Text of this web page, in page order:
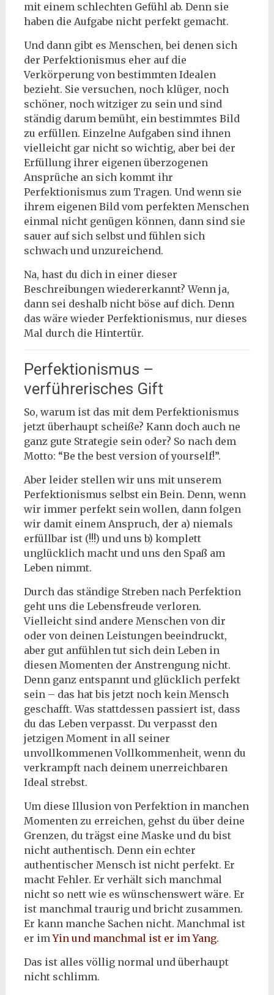
mit einem schlechten Gefühl ab. Denn sie
haben die Aufgabe nicht perfekt gemacht.
Und dann gibt es Menschen, bei denen sich
der Perfektionismus eher auf die
Verkörperung von bestimmten Idealen
bezieht. Sie versuchen, noch klüger, noch
schöner, noch witziger zu sein und sind
ständig darum bemüht, ein bestimmtes Bild
zu erfüllen. Einzelne Aufgaben sind ihnen
vielleicht gar nicht so wichtig, aber bei der
Erfüllung ihrer eigenen überzogenen
Ansprüche an sich kommt ihr
Perfektionismus zum Tragen. Und wenn sie
ihrem eigenen Bild vom perfekten Menschen
einmal nicht genügen können, dann sind sie
sauer auf sich selbst und fühlen sich
schwach und unzureichend.
Na, hast du dich in einer dieser
Beschreibungen wiedererkannt? Wenn ja,
dann sei deshalb nicht böse auf dich. Denn
das wäre wieder Perfektionismus, nur dieses
Mal durch die Hintertür.
Perfektionismus –
verführerisches Gift
So, warum ist das mit dem Perfektionismus
jetzt überhaupt scheiße? Kann doch auch ne
ganz gute Strategie sein oder? So nach dem
Motto: “Be the best version of yourself!”.
Aber leider stellen wir uns mit unserem
Perfektionismus selbst ein Bein. Denn, wenn
wir immer perfekt sein wollen, dann folgen
wir damit einem Anspruch, der a) niemals
erfüllbar ist (!!!) und uns b) komplett
unglücklich macht und uns den Spaß am
Leben nimmt.
Durch das ständige Streben nach Perfektion
geht uns die Lebensfreude verloren.
Vielleicht sind andere Menschen von dir
oder von deinen Leistungen beeindruckt,
aber gut anfühlen tut sich dein Leben in
diesen Momenten der Anstrengung nicht.
Denn ganz entspannt und glücklich perfekt
sein – das hat bis jetzt noch kein Mensch
geschafft. Was stattdessen passiert ist, dass
du das Leben verpasst. Du verpasst den
jetzigen Moment in all seiner
unvollkommenen Vollkommenheit, wenn du
verkrampft nach deinem unerreichbaren
Ideal strebst.
Um diese Illusion von Perfektion in manchen
Momenten zu erreichen, gehst du über deine
Grenzen, du trägst eine Maske und du bist
nicht authentisch. Denn ein echter
authentischer Mensch ist nicht perfekt. Er
macht Fehler. Er verhält sich manchmal
nicht so nett wie es wünschenswert wäre. Er
ist manchmal traurig und bricht zusammen.
Er kann manche Sachen nicht. Manchmal ist
er imYin und manchmal ist er im Yang.
Das ist alles völlig normal und überhaupt
nicht schlimm.